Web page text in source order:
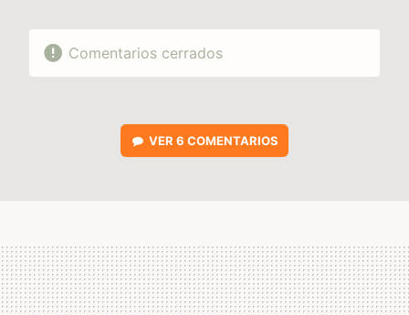
Comentarios cerrados
VER 6 COMENTARIOS